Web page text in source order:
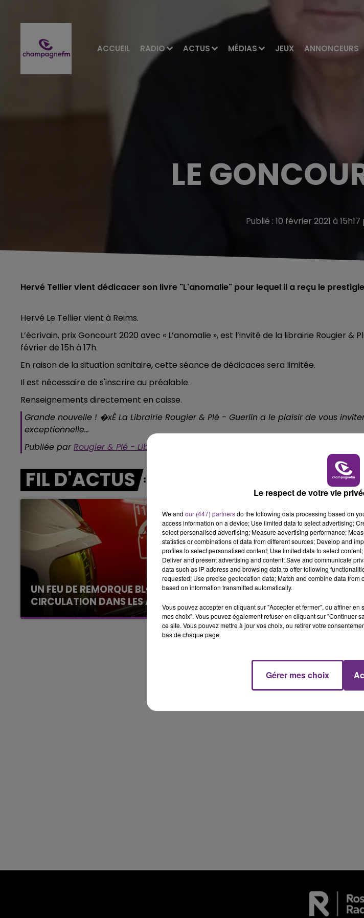
ACCUEIL RADIO ACTUS MÉDIAS JEUX ANNONCEURS
LA FAMILLE
10h00 - 14h00
LE TICKET DE
LE
Publié : 10 février 2021 à
Hervé Tellier vient dédicacer son livre "L'anomalie" pour lequel il a reçu le
Hervé Le Tellier vient à Reims.
L’écrivain, prix Goncourt 2020 avec « L’anomalie », est l’invité de la librairie Rougier &
février de 15h à 17h.
En raison de la situation sanitaire, cette séance de dédicaces sera limitée.
Il est nécessaire de s'inscrire au préalable.
Renseignements directement en caisse.
Grande nouvelle ! �xÈ La Librairie Rougier & Plé - Guerlin a le plaisir de vous
exceptionnelle...
Publiée par Rougier & Plé - Librairie Guerlin
FIL D'ACTUS
UN FEU DE REMORQUE BLOQUE LA
CIRCULATION DANS LES ARDENNES
Un feu de remorque s'est déclaré ce mercredi
VENEZ FÊTER CE
L'ANNIVERSAIRE DE
Ce samedi 8 août sera
l'anniversaire du plus
14h00 - 15h00
La Radio Pop
Le respect de votre vie
We and our (447) partnersdo the following data processing based on
access information on a device; Use limited data to select advertising;
select personalised advertising; Measure advertising performance;
statistics or combinations of data from different sources; Develop and
profiles to select personalised content; Use limited data to select
Deliver and present advertising and content; Save and communicate
data such as IP address and browsing data to offer following
requested; Use precise geolocation data; Match and combine data
based on information transmitted automatically.
Vous pouvez accepter en cliquant sur "Accepter et fermer", ou affiner
mes choix". Vous pouvez également refuser en cliquant sur "Continuer
ce site. Vous pouvez mettre à jour vos choix, ou retirer votre
bas de chaque page.
Gérer mes choix